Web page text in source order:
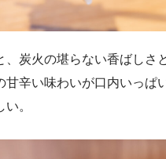
、炭火の堪らない香ばしさ
辛い味わいが口内いっぱ
。